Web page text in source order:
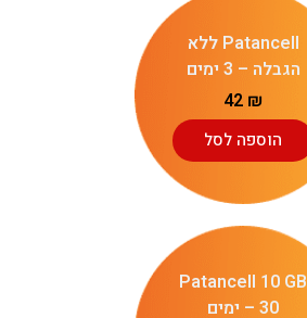
Patancell ללא
הגבלה – 3 ימים
42 ₪
הוספה לסל
Patancell 10 GB
– 30 ימים